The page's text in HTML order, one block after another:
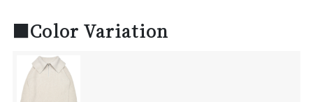
■Color Variation